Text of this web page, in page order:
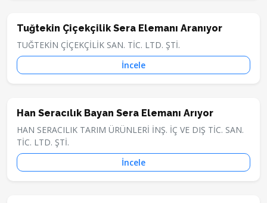
Tuğtekin Çiçekçilik Sera Elemanı Aranıyor
TUĞTEKİN ÇİÇEKÇİLİK SAN. TİC. LTD. ŞTİ.
İncele
Han Seracılık Bayan Sera Elemanı Arıyor
HAN SERACILIK TARIM ÜRÜNLERİ İNŞ. İÇ VE DIŞ TİC. SAN.
TİC. LTD. ŞTİ.
İncele